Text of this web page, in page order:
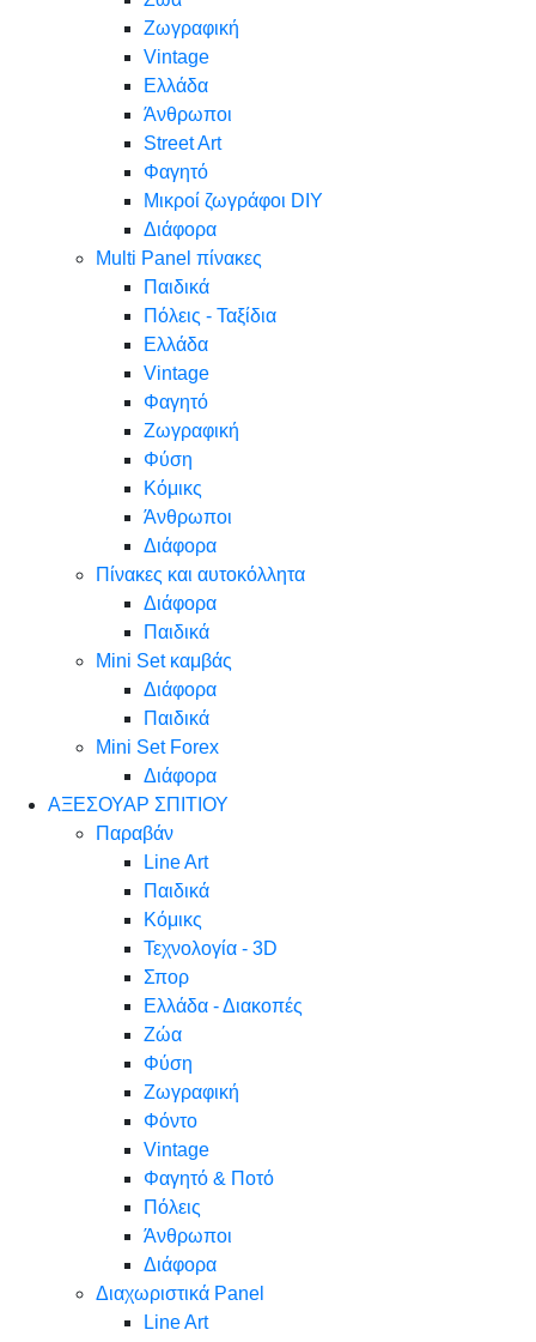
Ζωγραφική
Vintage
Ελλάδα
Άνθρωποι
Street Art
Φαγητό
Μικροί ζωγράφοι DIY
Διάφορα
Multi Panel πίνακες
Παιδικά
Πόλεις - Ταξίδια
Ελλάδα
Vintage
Φαγητό
Ζωγραφική
Φύση
Κόμικς
Άνθρωποι
Διάφορα
Πίνακες και αυτοκόλλητα
Διάφορα
Παιδικά
Mini Set καμβάς
Διάφορα
Παιδικά
Mini Set Forex
Διάφορα
ΑΞΕΣΟΥΑΡ ΣΠΙΤΙΟΥ
Παραβάν
Line Art
Παιδικά
Κόμικς
Τεχνολογία - 3D
Σπορ
Ελλάδα - Διακοπές
Ζώα
Φύση
Ζωγραφική
Φόντο
Vintage
Φαγητό & Ποτό
Πόλεις
Άνθρωποι
Διάφορα
Διαχωριστικά Panel
Line Art